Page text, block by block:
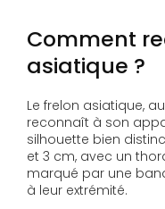
Comment
asiatique ?
Le frelon asiatique,
reconnaît à son
silhouette bien
et 3 cm, avec un
marqué par une
à leur extrémité.